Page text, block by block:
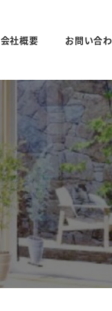
会社概要 お問い合